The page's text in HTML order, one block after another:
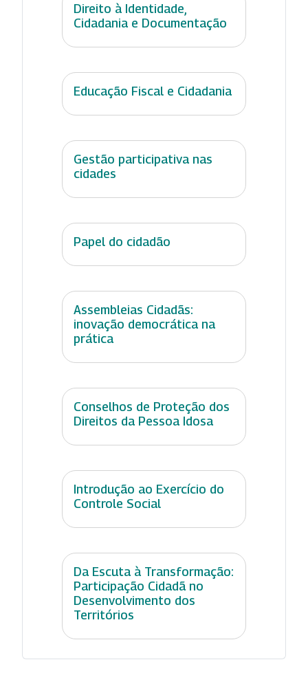
Direito à Identidade,
Cidadania e Documentação
Educação Fiscal e Cidadania
Gestão participativa nas
cidades
Papel do cidadão
Assembleias Cidadãs:
inovação democrática na
prática
Conselhos de Proteção dos
Direitos da Pessoa Idosa
Introdução ao Exercício do
Controle Social
Da Escuta à Transformação:
Participação Cidadã no
Desenvolvimento dos
Territórios